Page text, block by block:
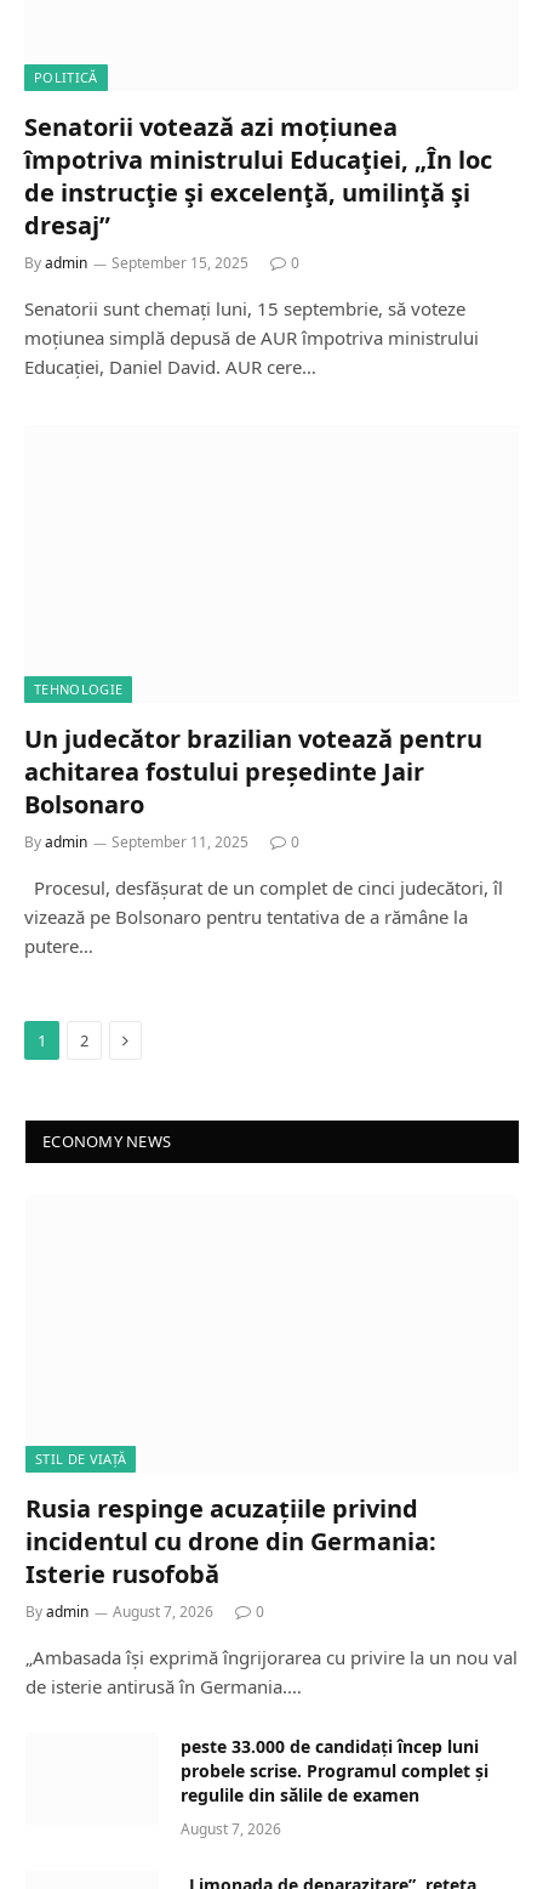
POLITICĂ
Senatorii votează azi moțiunea
împotriva ministrului Educaţiei, „În loc
de instrucţie şi excelenţă, umilinţă şi
dresaj”
Byadmin September 15, 2025 0
Senatorii sunt chemați luni, 15 septembrie, să voteze
moțiunea simplă depusă de AUR împotriva ministrului
Educației, Daniel David. AUR cere…
TEHNOLOGIE
Un judecător brazilian votează pentru
achitarea fostului președinte Jair
Bolsonaro
Byadmin September 11, 2025 0
Procesul, desfășurat de un complet de cinci judecători, îl
vizează pe Bolsonaro pentru tentativa de a rămâne la
putere…
1 2 Next
ECONOMY NEWS
STIL DE VIAȚĂ
Rusia respinge acuzațiile privind
incidentul cu drone din Germania:
Isterie rusofobă
Byadmin August 7, 2026 0
„Ambasada își exprimă îngrijorarea cu privire la un nou val
de isterie antirusă în Germania.…
peste 33.000 de candidați încep luni
probele scrise. Programul complet și
regulile din sălile de examen
August 7, 2026